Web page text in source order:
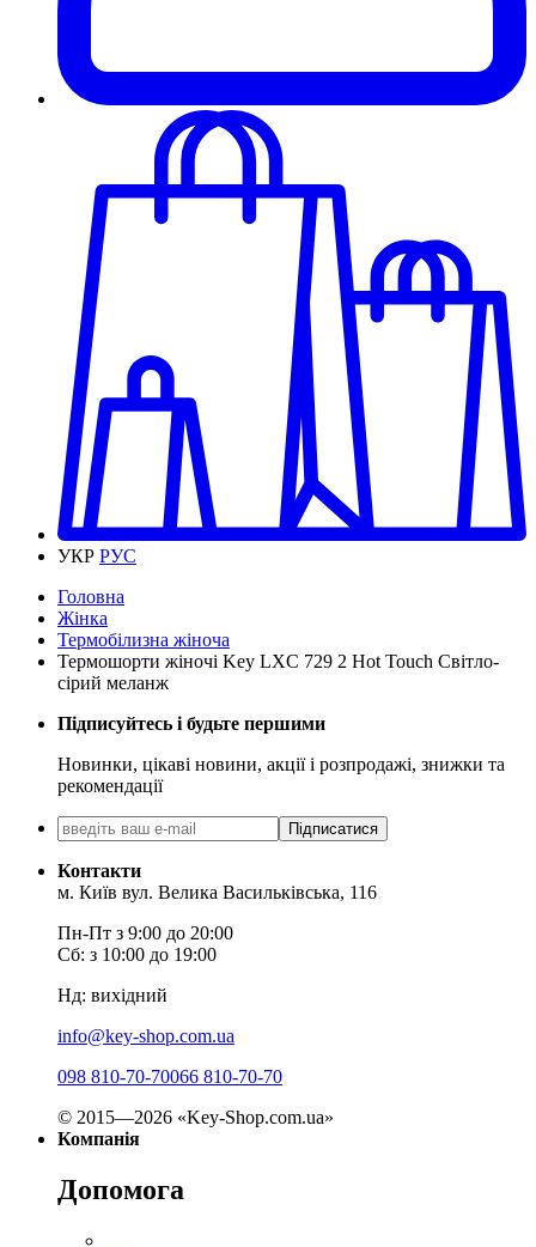
УКР РУС
Головна
Жінка
Термобілизна жіноча
Термошорти жіночі Key LXС 729 2 Hot Touch Світло-
сірий меланж
Підписуйтесь і будьте першими
Новинки, цікаві новини, акції і розпродажі, знижки та
рекомендації
Підписатися
Контакти
м. Київ вул. Велика Васильківська, 116
Пн-Пт з 9:00 до 20:00
Сб: з 10:00 до 19:00
Нд: вихідний
info@key-shop.com.ua
098 810-70-70066 810-70-70
© 2015—2026 «Key-Shop.com.ua»
Компанія
Допомога